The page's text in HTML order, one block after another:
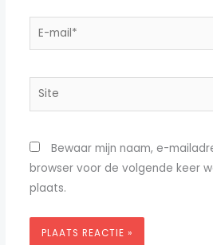
E-
Site
Bewaar mijn naam, e-
browser voor de volgende keer
plaats.